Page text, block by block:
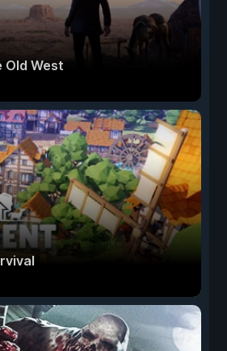
West